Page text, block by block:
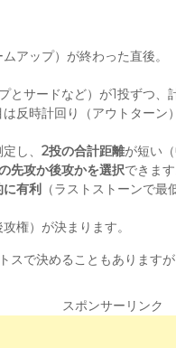
アップ）が終わった直後。
サードなど）が1投ずつ、
反時計回り（アウトター
し、 2投の合計距離が短い
先攻か後攻かを選択できます
有利 （ラストストーンで
権）が決まります。
スで決めることもあります
スポンサーリンク